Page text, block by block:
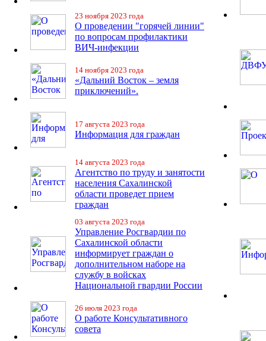
23 ноября 2023 года
О проведении "горячей линии"
по вопросам профилактики
ВИЧ-инфекции
14 ноября 2023 года
«Дальний Восток – земля
приключений».
17 августа 2023 года
Информация для граждан
14 августа 2023 года
Агентство по труду и занятости
населения Сахалинской
области проведет прием
граждан
03 августа 2023 года
Управление Росгвардии по
Сахалинской области
информирует граждан о
дополнительном наборе на
службу в войсках
Национальной гвардии России
26 июля 2023 года
О работе Консультативного
совета